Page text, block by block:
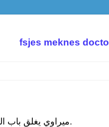
fsjes meknes
ميراوي يغلق باب الدكتوراه أمام غير الأكفاء.